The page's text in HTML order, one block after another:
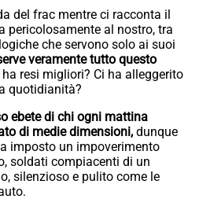
del frac mentre ci racconta il
pericolosamente al nostro, tra
che servono solo ai suoi
veramente tutto questo
ha resi migliori? Ci ha alleggerito
quotidianità?
ebete di chi ogni mattina
di medie dimensioni, dunque
imposto un impoverimento
soldati compiacenti di un
silenzioso e pulito come le